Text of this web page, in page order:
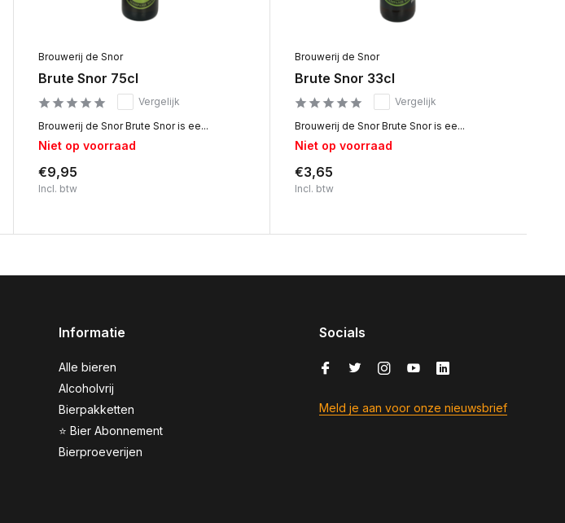
Brouwerij de Snor
Brute Snor 75cl
Vergelijk
Brouwerij de Snor Brute Snor is ee...
Niet op voorraad
€9,95
Incl. btw
Brouwerij de Snor
Brute Snor 33cl
Vergelijk
Brouwerij de Snor Brute Snor is ee...
Niet op voorraad
€3,65
Incl. btw
Informatie
Alle bieren
Alcoholvrij
Bierpakketten
⭐ Bier Abonnement
Bierproeverijen
Socials
Meld je aan voor onze nieuwsbrief